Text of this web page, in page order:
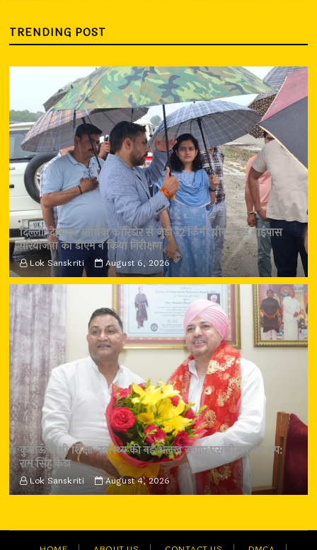
TRENDING POST
दिल्ली-देहरादून आर्थिक कॉरिडोर से जुड़ी 12 किमी ग्रीनफील्ड बाईपास
परियोजना का डीएम ने किया निरीक्षण
Lok Sanskriti August 6, 2026
कुमाऊँ में भी शिक्षा-स्वास्थ्य की नई अलख जगाए एसजीआरआर ग्रुप:
राम सिंह कैड़ा
Lok Sanskriti August 4, 2026